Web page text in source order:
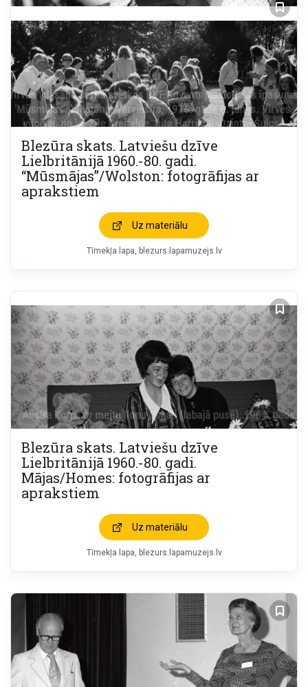
Blezūra skats. Latviešu dzīve
Lielbritānijā 1960.-80. gadi.
“Mūsmājas”/Wolston: fotogrāfijas ar
aprakstiem
Uz materiālu
Tīmekļa lapa blezurs.lapamuzejs.lv
Blezūra skats. Latviešu dzīve
Lielbritānijā 1960.-80. gadi.
Mājas/Homes: fotogrāfijas ar
aprakstiem
Uz materiālu
Tīmekļa lapa blezurs.lapamuzejs.lv